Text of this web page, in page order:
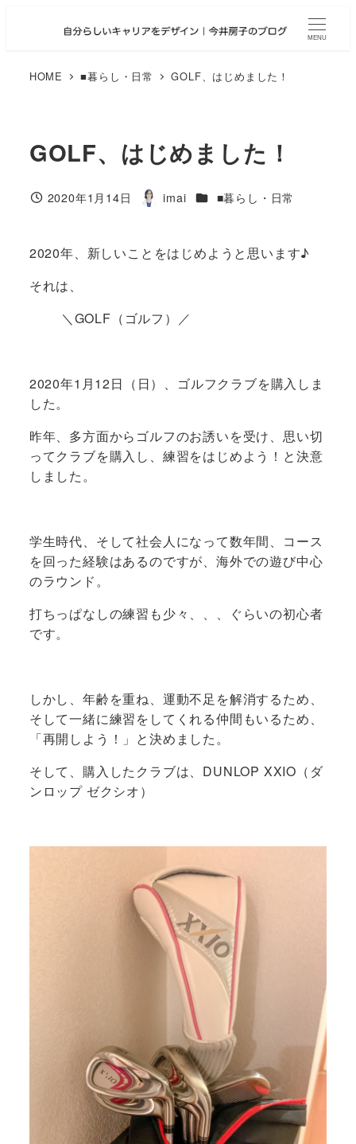
MENU
HOME ■暮らし・日常 GOLF、はじめました！
GOLF、はじめました！
投稿日2020年1月14日
著
imai カテゴリー
■暮らし・日常
2020年、新しいことをはじめようと思います♪
それは、
＼GOLF（ゴルフ）／
2020年1月12日（日）、ゴルフクラブを購入しま
した。
昨年、多方面からゴルフのお誘いを受け、思い切
ってクラブを購入し、練習をはじめよう！と決意
しました。
学生時代、そして社会人になって数年間、コース
を回った経験はあるのですが、海外での遊び中心
のラウンド。
打ちっぱなしの練習も少々、、、ぐらいの初心者
です。
しかし、年齢を重ね、運動不足を解消するため、
そして一緒に練習をしてくれる仲間もいるため、
「再開しよう！」と決めました。
そして、購入したクラブは、DUNLOP XXIO（ダ
ンロップ ゼクシオ）